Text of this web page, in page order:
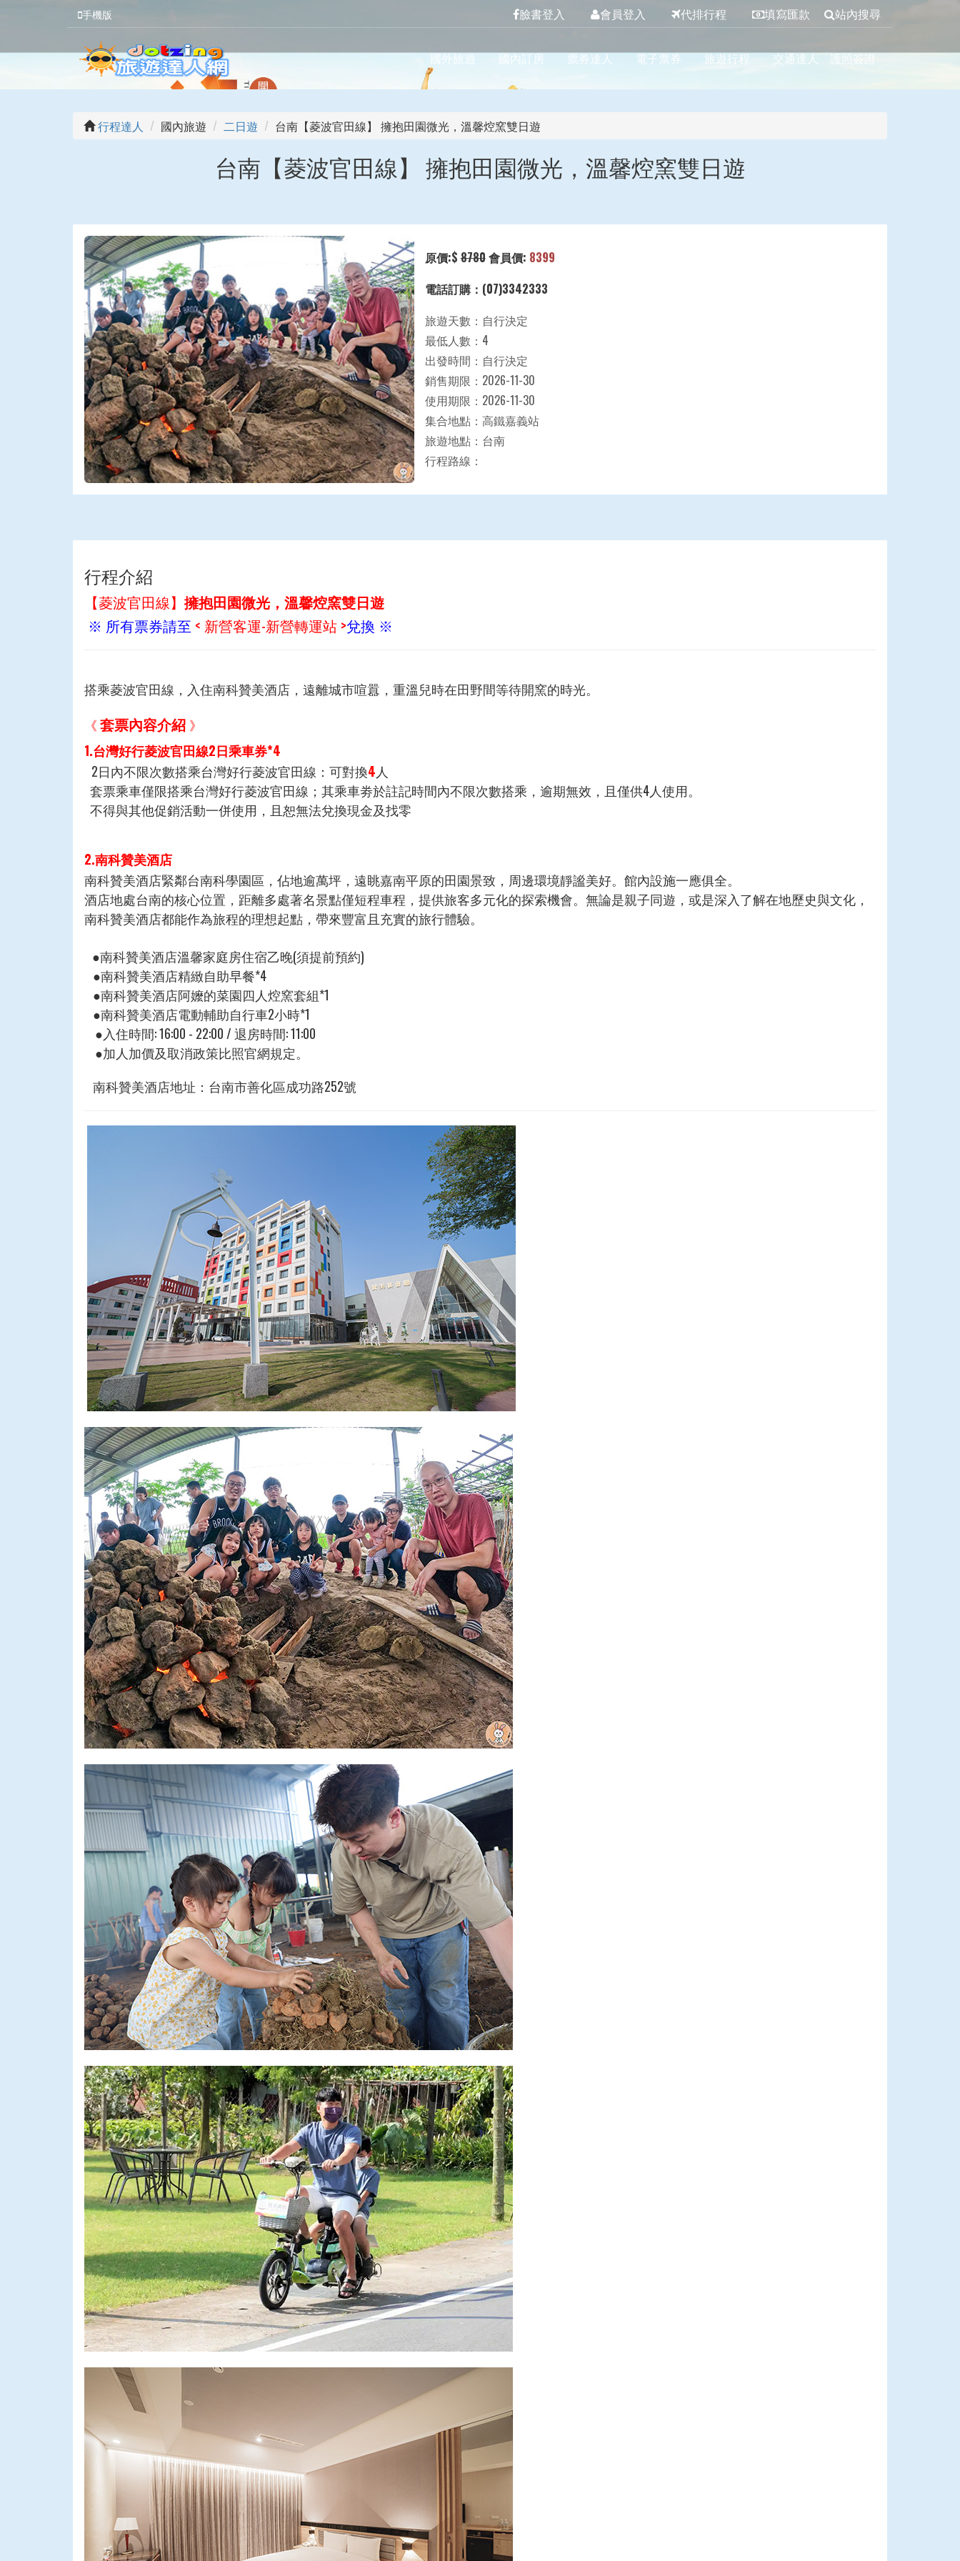
手機版 臉書登入 會員登入 代排行程 填寫匯款 站內搜尋
國外旅遊 國內訂房 票券達人 電子票券 旅遊行程 交通達人 護照簽證
行程達人 國內旅遊 二日遊 台南【菱波官田線】 擁抱田園微光，溫馨焢窯雙日遊
台南【菱波官田線】 擁抱田園微光，溫馨焢窯雙日遊
原價:$8780會員價: 8399
電話訂購：(07)3342333
旅遊天數：自行決定
最低人數：4
出發時間：自行決定
銷售期限：2026-11-30
使用期限：2026-11-30
集合地點：高鐵嘉義站
旅遊地點：台南
行程路線：
行程介紹
【菱波官田線】 擁抱田園微光，溫馨焢窯雙日遊
※ 所有票券請至 < 新營客運-新營轉運站 >兌換 ※
搭乘菱波官田線，入住南科贊美酒店，遠離城市喧囂，重溫兒時在田野間等待開窯的時光。
《套票內容介紹 》
1.台灣好行菱波官田線2日乘車券*4
2日內不限次數搭乘台灣好行菱波官田線：可對換4人
套票乘車僅限搭乘台灣好行菱波官田線；其乘車劵於註記時間內不限次數搭乘，逾期無效，且僅供4人使用。
不得與其他促銷活動一併使用，且恕無法兌換現金及找零
2.南科贊美酒店
南科贊美酒店緊鄰台南科學園區，佔地逾萬坪，遠眺嘉南平原的田園景致，周邊環境靜謐美好。館內設施一應俱全。
酒店地處台南的核心位置，距離多處著名景點僅短程車程，提供旅客多元化的探索機會。無論是親子同遊，或是深入了解在地歷史與文化，
南科贊美酒店都能作為旅程的理想起點，帶來豐富且充實的旅行體驗。
●南科贊美酒店溫馨家庭房住宿乙晚(須提前預約)
●南科贊美酒店精緻自助早餐*4
●南科贊美酒店阿嬤的菜園四人焢窯套組*1
●南科贊美酒店電動輔助自行車2小時*1
●入住時間: 16:00 - 22:00 / 退房時間: 11:00
●加人加價及取消政策比照官網規定。
南科贊美酒店地址：台南市善化區成功路252號